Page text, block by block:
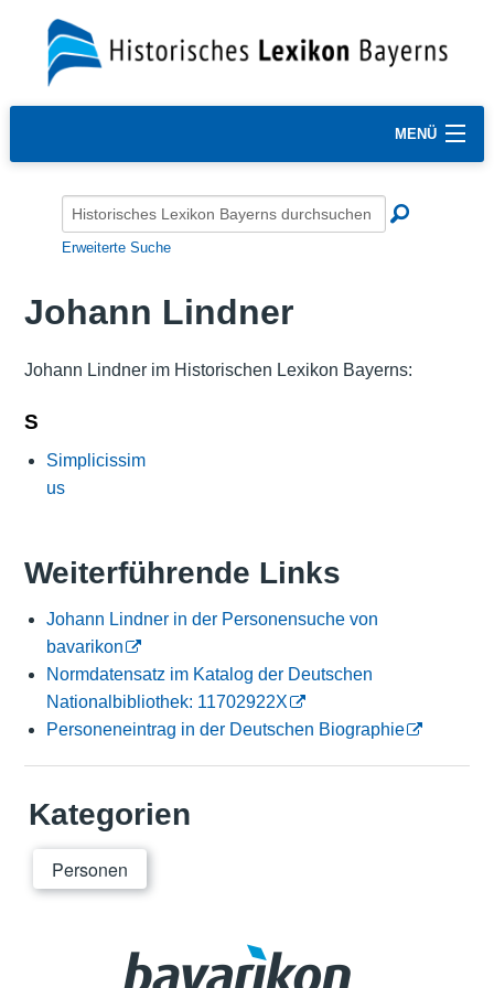
MENÜ
Erweiterte Suche
Johann Lindner
Johann Lindner im Historischen Lexikon Bayerns:
S
Simplicissim
us
Weiterführende Links
Johann Lindner in der Personensuche von
bavarikon
Normdatensatz im Katalog der Deutschen
Nationalbibliothek: 11702922X
Personeneintrag in der Deutschen Biographie
Kategorien
Personen